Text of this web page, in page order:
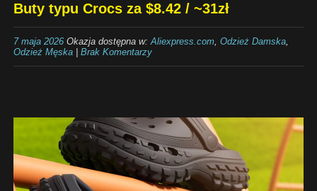
Buty typu Crocs za $8.42 / ~31zł
7 maja 2026Okazja dostępna w:Aliexpress.com, Odzież Damska,
Odzież Męska| Brak Komentarzy